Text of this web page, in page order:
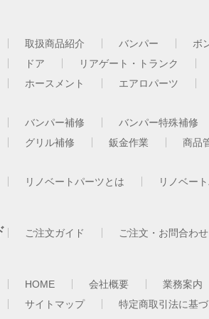
取扱商品紹介 バンパー ボ
ドア
リアゲート・トランク
ホースメント
エアロパーツ
バンパー補修 バンパー特殊補修
グリル補修
鈑金作業 商品
リノベートパーツとは リノベー
ご注文ガイド ご注文・お問合わせ
HOME 会社概要 業務案内
サイトマップ
特定商取引法に基